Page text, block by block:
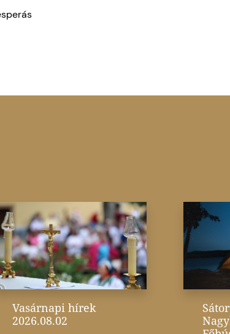
Vasárnapi hírek
2026.08.02